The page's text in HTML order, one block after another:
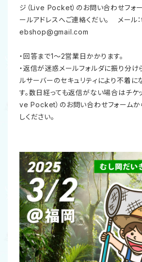
ジ（Live Pocket）のお問い合わせフォ
ールアドレスへご連絡くだい。 メール：
ebshop@gmail.com
・回答まで1～2営業日かかります。
・返信が迷惑メールフォルダに振り分け
ルサーバーのセキュリティにより不着に
す。数日経っても返信がない場合はチケ
ve Pocket）のお問い合わせフォームか
しください。